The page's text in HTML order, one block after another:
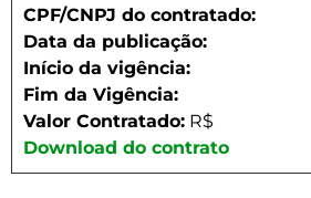
CPF/CNPJ do contratado:
Data da publicação:
Início da vigência:
Fim da Vigência:
Valor Contratado: R$
Download do contrato